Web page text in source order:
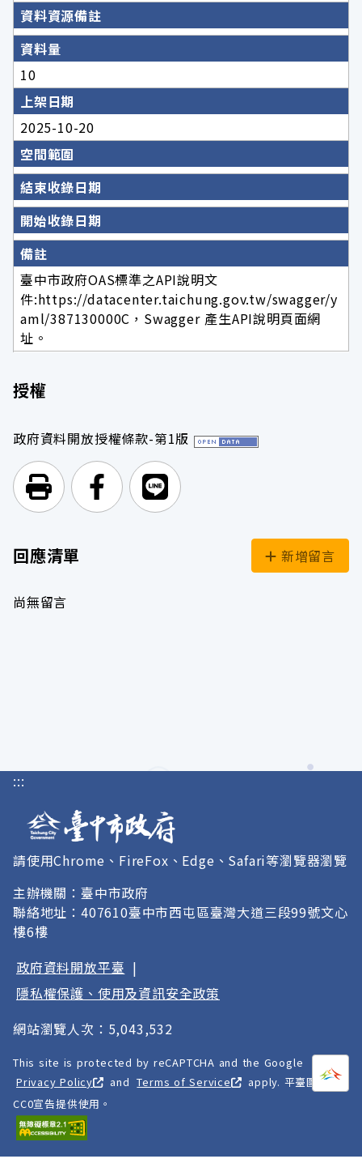
資料資源備註
資料量
10
上架日期
2025-10-20
空間範圍
結束收錄日期
開始收錄日期
備註
臺中市政府OAS標準之API說明文
件:https://datacenter.taichung.gov.tw/swagger/y
aml/387130000C，Swagger 產生API說明頁面網
址。
授權
政府資料開放授權條款-第1版
列印頁面前往Facebook
前往Line
回應清單 新增留言
尚無留言
打開
:::
請使用Chrome、FireFox、Edge、Safari等瀏覽器瀏覽
主辦機關：臺中市政府
聯絡地址：407610臺中市西屯區臺灣大道三段99號文心
樓6樓
政府資料開放平臺 |
隱私權保護、使用及資訊安全政策
網站瀏覽人次：5,043,532
This site is protected by reCAPTCHA and the Google
Privacy Policy
and Terms of Service
apply. 平臺圖像以
CC0宣告提供使用。